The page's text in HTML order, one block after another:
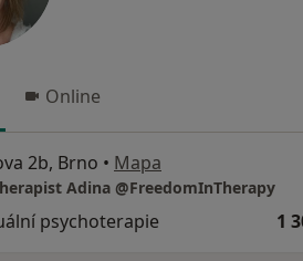
Online
2b, Brno • Mapa
Adina @FreedomInTherapy
psychoterapie 1